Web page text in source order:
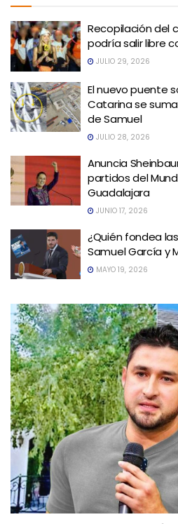
Recopilación del
podría salir libre
JULIO 29, 2026
El nuevo puente
Catarina se
de Samuel
JULIO 28, 2026
Anuncia
partidos del
Guadalajara
JUNIO 17, 2026
¿Quién fondea
Samuel García y
MAYO 19, 2026